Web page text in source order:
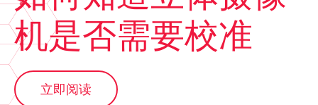
机是否需要校准
立即阅读